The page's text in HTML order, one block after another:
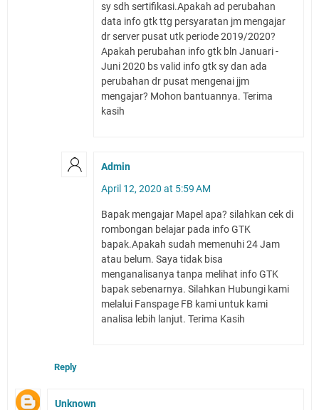
sy sdh sertifikasi.Apakah ad perubahan
data info gtk ttg persyaratan jm mengajar
dr server pusat utk periode 2019/2020?
Apakah perubahan info gtk bln Januari -
Juni 2020 bs valid info gtk sy dan ada
perubahan dr pusat mengenai jjm
mengajar? Mohon bantuannya. Terima
kasih
Admin
April 12, 2020 at 5:59 AM
Bapak mengajar Mapel apa? silahkan cek di
rombongan belajar pada info GTK
bapak.Apakah sudah memenuhi 24 Jam
atau belum. Saya tidak bisa
menganalisanya tanpa melihat info GTK
bapak sebenarnya. Silahkan Hubungi kami
melalui Fanspage FB kami untuk kami
analisa lebih lanjut. Terima Kasih
Reply
Unknown